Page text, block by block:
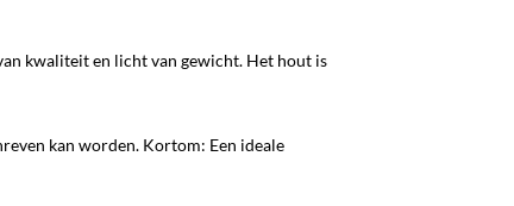
kwaliteit en licht van gewicht. Het hout is
kan worden. Kortom: Een ideale